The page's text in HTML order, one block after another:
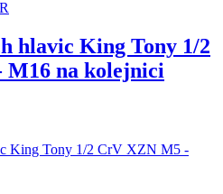
hlavic King Tony 1/2
na kolejnici